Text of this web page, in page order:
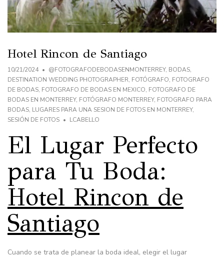
Hotel Rincon de Santiago
10/21/2024 @FOTOGRAFODEBODASENMONTERREY, BODAS,
DESTINATION WEDDING PHOTOGRAPHER, FOTÓGRAFO, FOTOGRAFO
DE BODAS, FOTOGRAFO DE BODAS EN MEXICO, FOTOGRAFO DE
BODAS EN MONTERREY, FOTÓGRAFO MONTERREY, FOTOGRAFO PARA
BODAS, LUGARES PARA UNA SESION DE FOTOS EN MONTERREY,
SESIÓN DE FOTOS
LCABELLO
El Lugar Perfecto
para Tu Boda:
Hotel Rincon de
Santiago
Cuando se trata de planear la boda ideal, elegir el lugar